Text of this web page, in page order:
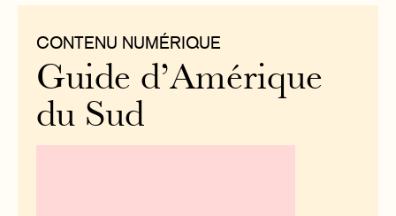
CONTENU NUMÉRIQUE
Guide d’Amérique
du Sud